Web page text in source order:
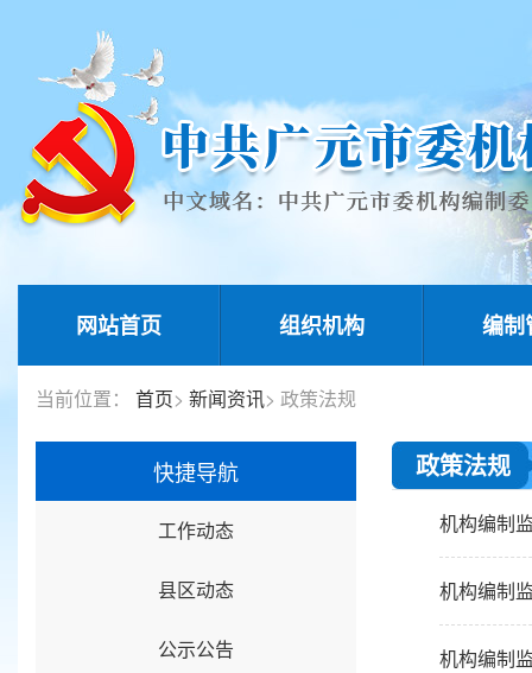
网站首页 组织机构 编制
当前位置： 首页> 新闻资讯> 政策法规
快捷导航
工作动态
县区动态
公示公告
政策法规
机构编制
机构编制
机构编制